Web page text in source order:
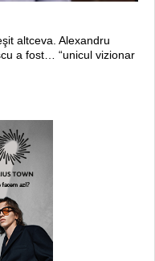
altceva. Alexandru
a fost… “unicul vizionar